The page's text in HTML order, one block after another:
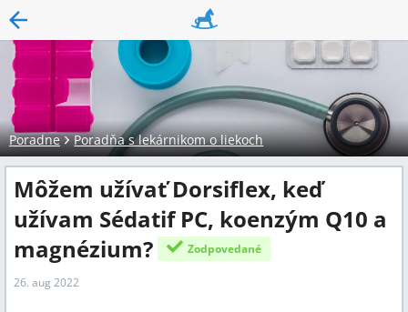
Poradne Poradňa s lekárnikom o liekoch
Môžem užívať Dorsiflex, keď
užívam Sédatif PC, koenzým Q10 a
magnézium?
Zodpovedané
26. aug 2022